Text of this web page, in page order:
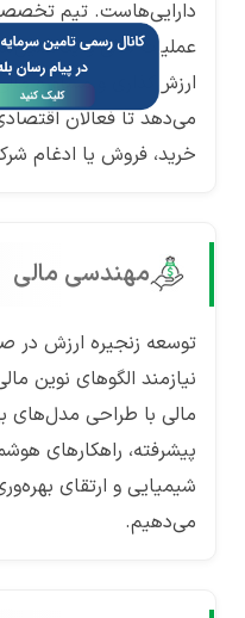
دارایی‌هاست. تیم
عملیات مالی و
ارزش‌گذاری و مشاوره
می‌دهد تا فعالان
خرید، فروش یا ادغام
مهندسی مالی
توسعه زنجیره ارزش در
نیازمند الگوهای
مالی با طراحی مدل‌های
پیشرفته، راهکارهای
شیمیایی و ارتقای
می‌دهیم.